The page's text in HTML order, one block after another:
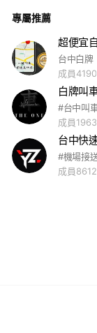
專屬推薦
成員4190
成員1963
成員8612